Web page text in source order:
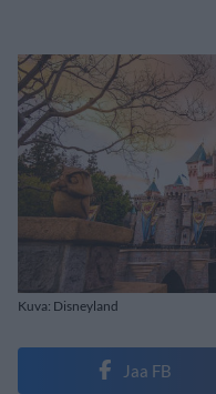
Kuva: Disneyland
Jaa FB